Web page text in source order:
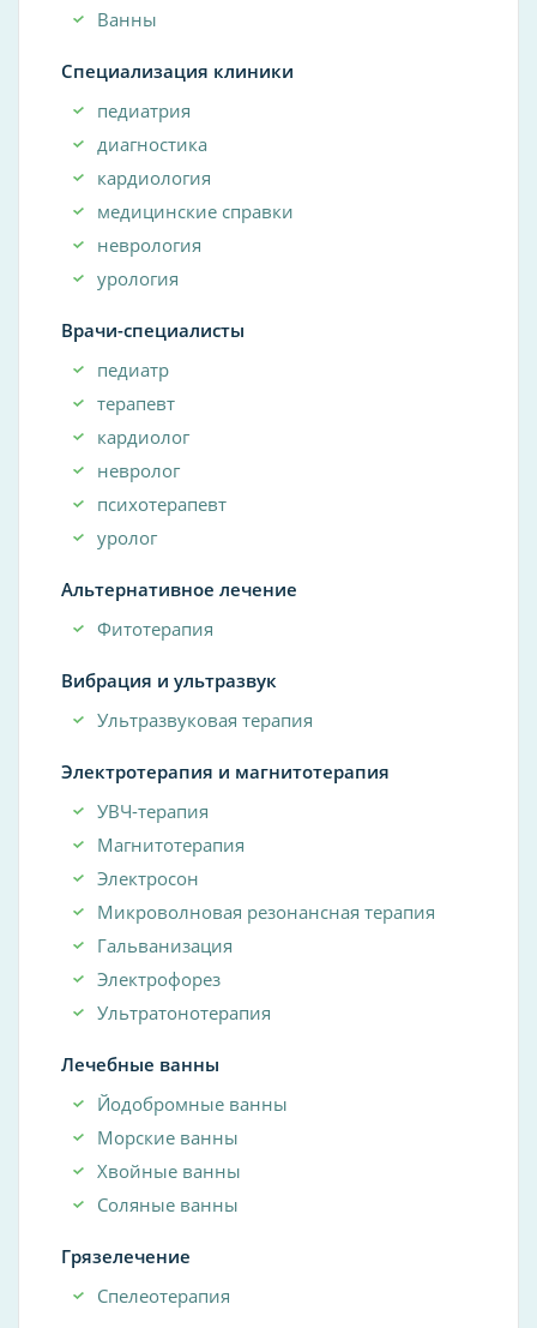
Ванны
Специализация клиники
педиатрия
диагностика
кардиология
медицинские справки
неврология
урология
Врачи-специалисты
педиатр
терапевт
кардиолог
невролог
психотерапевт
уролог
Альтернативное лечение
Фитотерапия
Вибрация и ультразвук
Ультразвуковая терапия
Электротерапия и магнитотерапия
УВЧ-терапия
Магнитотерапия
Электросон
Микроволновая резонансная терапия
Гальванизация
Электрофорез
Ультратонотерапия
Лечебные ванны
Йодобромные ванны
Морские ванны
Хвойные ванны
Соляные ванны
Грязелечение
Спелеотерапия